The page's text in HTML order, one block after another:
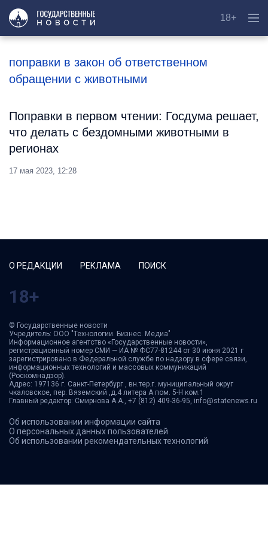
18+
поправки в закон об ответственном
обращении с животными
Поправки в первом чтении: Госдума решает,
что делать с бездомными животными в
регионах
17 мая 2023, 12:28
О РЕДАКЦИИ РЕКЛАМА ПОИСК
18+
© Государственные новости
Учредитель: ООО "Технологии. Бизнес. Медиа"
Информационное агентство «Государственные новости»,
регистрационный номер СМИ — ИА № ФС77-81244 от 30 июня 2021 г
зарегистрировано в Федеральной службе по надзору в сфере связи,
информационных технологий и массовых коммуникаций
(Роскомнадзор).
Адрес: 197136 г. Санкт-Петербург , вн.тер.г. муниципальный округ
чкаловское, пер. Вяземский ,д.4 литера А пом. 5-Н ком.1
Главный редактор: Смирнова А.А., +7 (812) 409-36-95, info@statenews.ru
Об использовании информации сайта
О персональных данных пользователей
Об использовании рекомендательных технологий